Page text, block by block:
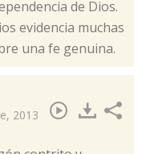
de Dios.
evidencia muchas
una fe genuina.
2013